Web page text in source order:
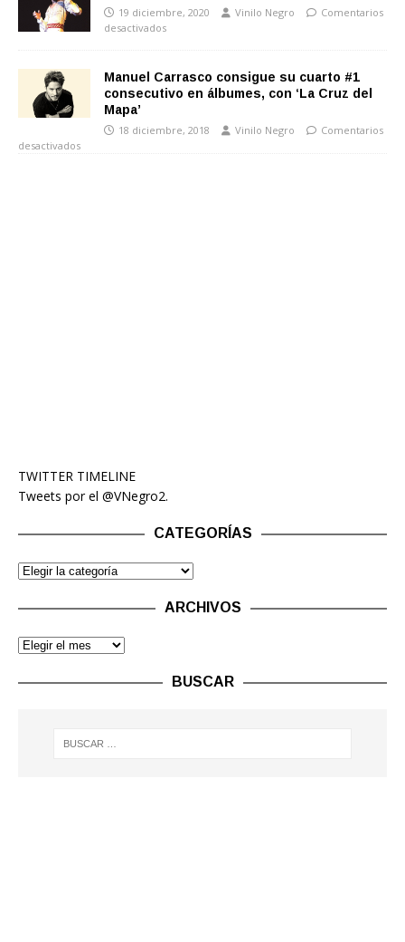
19 diciembre, 2020 Vinilo Negro
Comentarios
desactivados
Manuel Carrasco consigue su cuarto #1
consecutivo en álbumes, con ‘La Cruz del
Mapa’
18 diciembre, 2018 Vinilo Negro
Comentarios
desactivados
TWITTER TIMELINE
Tweets por el @VNegro2.
CATEGORÍAS
ARCHIVOS
BUSCAR